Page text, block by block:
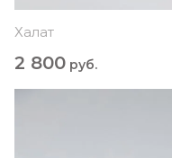
Халат
2 800 руб.